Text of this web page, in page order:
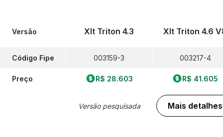
Versão
Código Fipe
Preço
Xlt Triton 4.3
003159-3
R$ 28.603
Versão pesquisada
Xlt Triton 4.6
003217-4
R$ 41.605
Mais detalhes